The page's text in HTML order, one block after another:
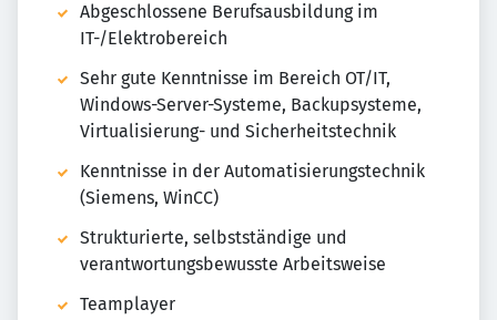
Abgeschlossene Berufsausbildung im
IT-/Elektrobereich
Sehr gute Kenntnisse im Bereich OT/IT,
Windows-Server-Systeme, Backupsysteme,
Virtualisierung- und Sicherheitstechnik
Kenntnisse in der Automatisierungstechnik
(Siemens, WinCC)
Strukturierte, selbstständige und
verantwortungsbewusste Arbeitsweise
Teamplayer